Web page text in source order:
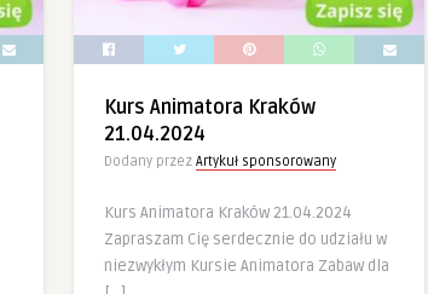
Kurs Animatora Kraków
21.04.2024
Dodany przez Artykuł sponsorowany
Kurs Animatora Kraków 21.04.2024
Zapraszam Cię serdecznie do udziału w
niezwykłym Kursie Animatora Zabaw dla